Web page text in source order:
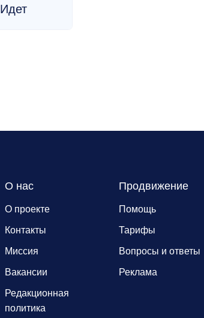
Идет
О нас
О проекте
Контакты
Миссия
Вакансии
Редакционная
политика
Продвижение
Помощь
Тарифы
Вопросы и ответы
Реклама